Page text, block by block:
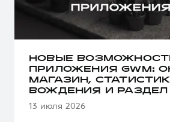
НОВЫЕ
ПРИЛОЖЕНИЯ GWM:
МАГАЗИН,
ВОЖДЕНИЯ И РАЗДЕЛ
13 июля 2026